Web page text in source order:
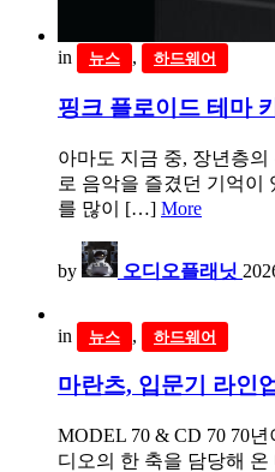
in 뉴스 , 하드웨어
핑크 플로이드 테마
아마도 지금 중, 장년층
로 음악을 즐겼던 기억이
를 많이 […] More
by 오디오플래닛
in 뉴스 , 하드웨어
마란츠, 입문기 라인
MODEL 70 & CD 70 70
디오의 한 축을 담당해 온